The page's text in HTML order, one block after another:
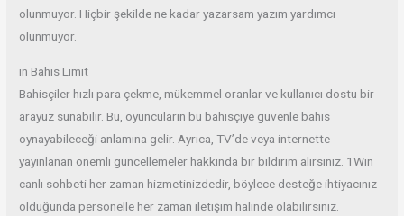
olunmuyor. Hiçbir şekilde ne kadar yazarsam yazım yardımcı
olunmuyor.
in Bahis Limit
Bahisçiler hızlı para çekme, mükemmel oranlar ve kullanıcı dostu bir
arayüz sunabilir. Bu, oyuncuların bu bahisçiye güvenle bahis
oynayabileceği anlamına gelir. Ayrıca, TV’de veya internette
yayınlanan önemli güncellemeler hakkında bir bildirim alırsınız. 1Win
canlı sohbeti her zaman hizmetinizdedir, böylece desteğe ihtiyacınız
olduğunda personelle her zaman iletişim halinde olabilirsiniz.